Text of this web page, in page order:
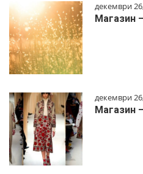
декември
Магазин
декември
Магазин